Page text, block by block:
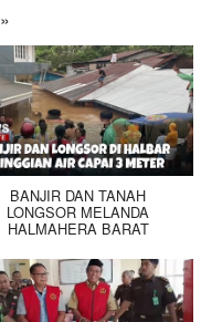
»
BANJIR DAN TANAH
LONGSOR MELANDA
HALMAHERA BARAT